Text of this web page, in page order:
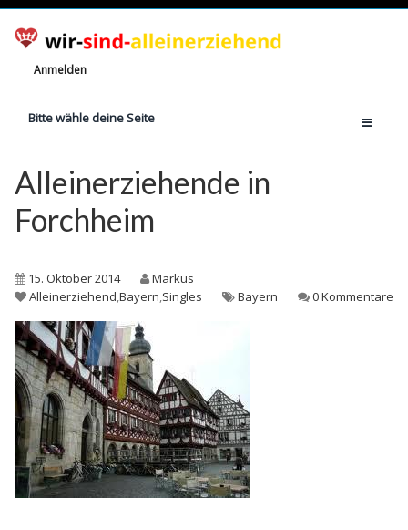
Anmelden
Bitte wähle deine Seite
Jetzt registrieren!
Ratgeber
Finanzielle Hilfe
Witze
Wissen
Rechte
Alleinerziehende in
Forchheim
15. Oktober 2014
Markus
Alleinerziehend,Bayern,Singles Bayern 0 Kommentare